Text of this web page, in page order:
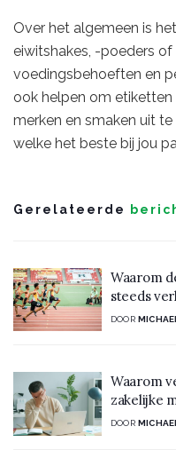
Over het algemeen is
eiwitshakes, -poeders
voedingsbehoeften en
ook helpen om
merken en smaken uit
welke het beste bij jou
Gerelateerde
Waarom
steeds
DOOR
Waarom
zakelijke
DOOR